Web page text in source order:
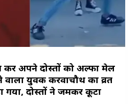
अपने दोस्तों को अल्फा मेल
युवक करवाचौथ का व्रत
गया, दोस्तों ने जमकर कूटा